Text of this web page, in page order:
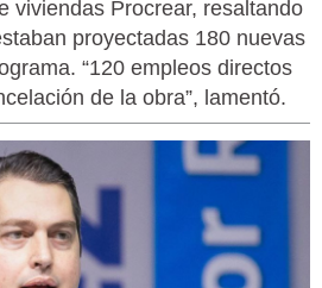
viviendas Procrear, resaltando
proyectadas 180 nuevas
“120 empleos directos
de la obra”, lamentó.